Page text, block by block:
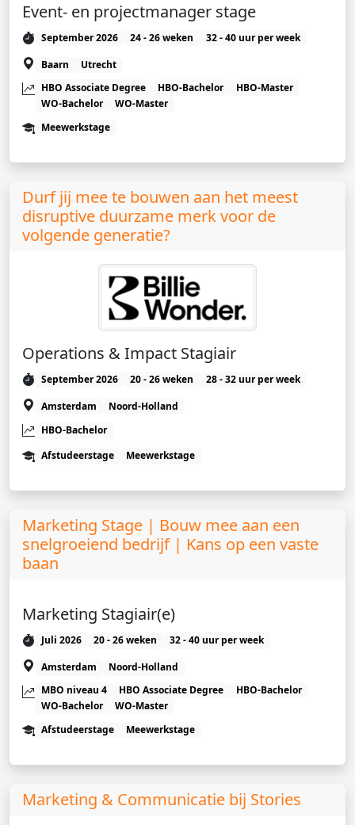
Event- en projectmanager stage
September 2026 24 - 26 weken
32 - 40 uur per week
Baarn
Utrecht
HBO Associate Degree
HBO-Bachelor
HBO-Master
WO-Bachelor
WO-Master
Meewerkstage
Durf jij mee te bouwen aan het meest
disruptive duurzame merk voor de
volgende generatie?
Operations & Impact Stagiair
September 2026 20 - 26 weken
28 - 32 uur per week
Amsterdam
Noord-Holland
HBO-Bachelor
Afstudeerstage
Meewerkstage
Marketing Stage | Bouw mee aan een
snelgroeiend bedrijf | Kans op een vaste
baan
Marketing Stagiair(e)
Juli 2026 20 - 26 weken
32 - 40 uur per week
Amsterdam
Noord-Holland
MBO niveau 4
HBO Associate Degree
HBO-Bachelor
WO-Bachelor
WO-Master
Afstudeerstage
Meewerkstage
Marketing & Communicatie bij Stories